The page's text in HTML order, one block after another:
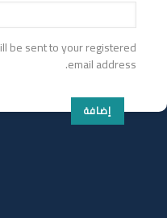
be sent to your registered
email address.